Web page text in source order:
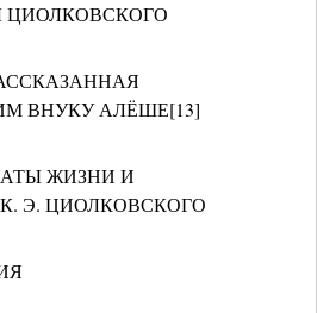
ЦИОЛКОВСКОГО
ВНУКУ АЛЁШЕ[13]
ЖИЗНИ И
Э. ЦИОЛКОВСКОГО